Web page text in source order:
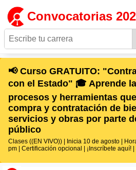
Convocatorias
📢 Curso GRATUITO:
con el Estado" 🎓 Aprende
procesos y herramientas
compra y contratación de
servicios y obras por parte
público
Clases ((EN VIVO)) | Inicia 10 de agosto |
pm | Certificación opcional | ¡Inscríbete aquí!